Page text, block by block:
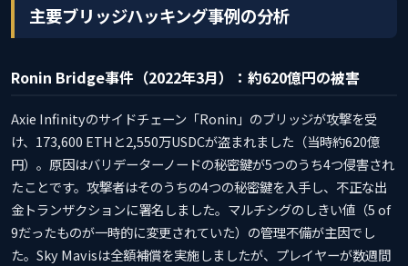
主要ブリッジハッキング事例の分析
Ronin Bridge事件（2022年3月）：約620億円の被害
Axie Infinityのサイドチェーン「Ronin」のブリッジが攻撃を受
け、173,600 ETHと2,550万USDCが盗まれました（当時約620億
円）。原因はバリデーターノードの秘密鍵が5つのうち4つ侵害され
たことです。攻撃者はそのうちの4つの秘密鍵を入手し、不正な出
金トランザクションに署名しました。マルチシグのしきい値（5 of
9だったものが一時的に変更されていた）の管理不備が主因でし
た。Sky Mavisは全額補償を実施しましたが、プレイヤーが数週間